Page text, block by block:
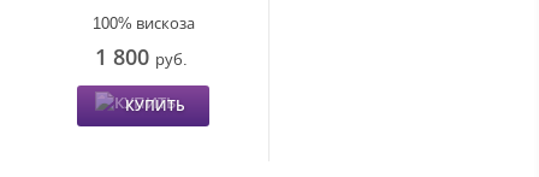
100% вискоза
1 800 руб.
КУПИТЬ